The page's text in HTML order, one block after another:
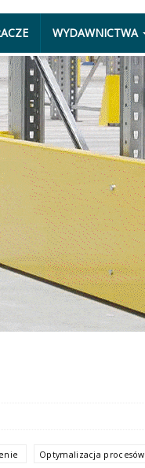
WYDAWNICTWA
Optymalizacja procesów